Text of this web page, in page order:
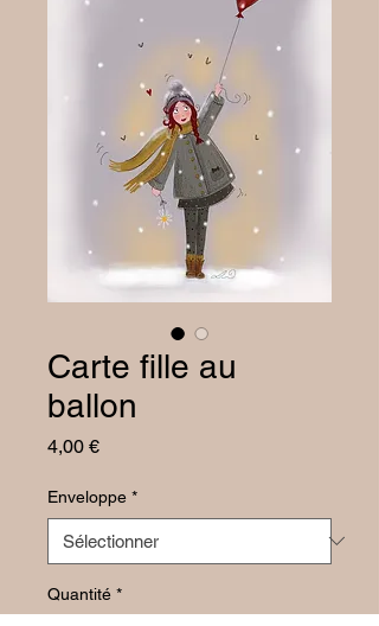
Carte fille au
ballon
4,00 €Prix
Enveloppe *
Quantité *